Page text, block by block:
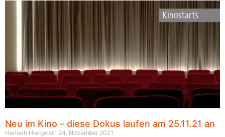
Neu im Kino – diese Dokus laufen am 25.11.21 an
Hannah Hiergeist 24. November 2021